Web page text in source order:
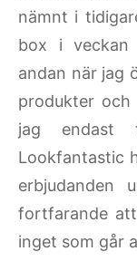
nämnt i
box i veckan
andan när jag
produkter
jag endast
Lookfantastic
erbjudanden
fortfarande
inget som går